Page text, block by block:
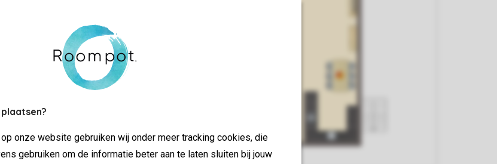
onze website gebruiken wij onder meer tracking cookies, die
gebruiken om de informatie beter aan te laten sluiten bij jouw